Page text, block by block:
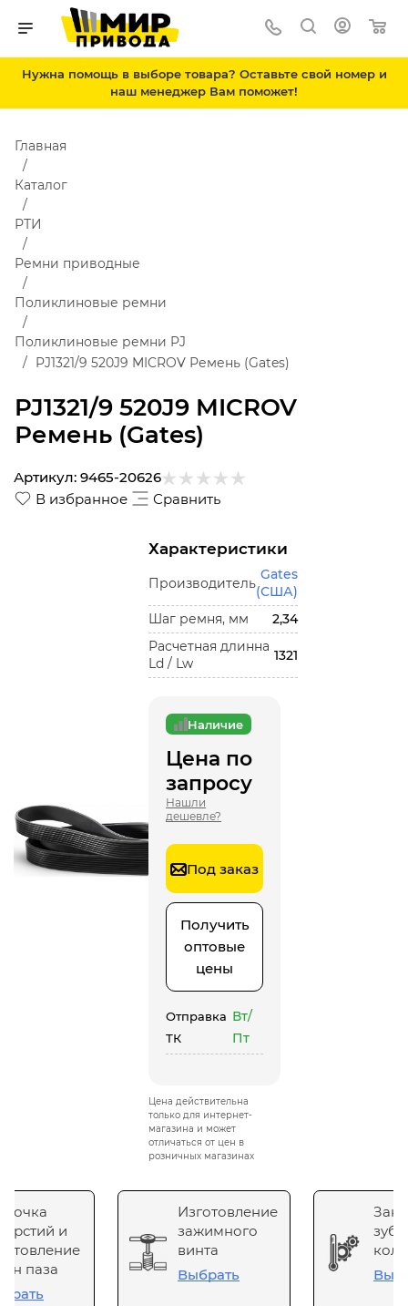
Нужна помощь в выборе товара? Оставьте свой номер и
наш менеджер Вам поможет!
PJ1321/9 520J9 MICROV
Ремень (Gates)
Главная
Каталог
РТИ
Ремни приводные
Поликлиновые ремни
Поликлиновые ремни PJ
PJ1321/9 520J9 MICROV Ремень (Gates)
В избранное Сравнить
Артикул: 9465-20626
Характеристики
Производитель
Gates
(США)
Шаг ремня, мм
2,34
Расчетная длинна
Ld / Lw
1321
Наличие
Цена по
запросу
Нашли
дешевле?
Под заказ
Получить
оптовые
цены
Отправка
ТК
Вт/
Пт
Цена действительна
только для интернет-
магазина и может
отличаться от цен в
розничных магазинах
и
паза
Изготовление
зажимного
винта
Выбрать